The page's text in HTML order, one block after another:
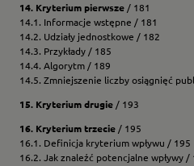
14. Kryterium pierwsze / 181
14.1. Informacje wstępne / 181
14.2. Udziały jednostkowe / 182
14.3. Przykłady / 185
14.4. Algorytm / 189
14.5. Zmniejszenie liczby osiągnięć
15. Kryterium drugie / 193
16. Kryterium trzecie / 195
16.1. Definicja kryterium wpływu / 195
16.2. Jak znaleźć potencjalne wpływy /